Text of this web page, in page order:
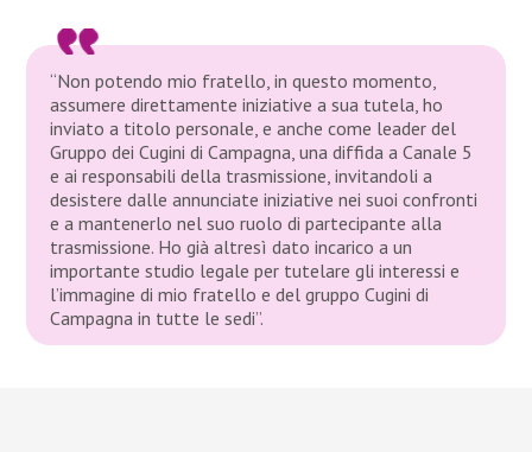
“Non potendo mio fratello, in questo momento,
assumere direttamente iniziative a sua tutela, ho
inviato a titolo personale, e anche come leader del
Gruppo dei Cugini di Campagna, una diffida a Canale 5
e ai responsabili della trasmissione, invitandoli a
desistere dalle annunciate iniziative nei suoi confronti
e a mantenerlo nel suo ruolo di partecipante alla
trasmissione. Ho già altresì dato incarico a un
importante studio legale per tutelare gli interessi e
l’immagine di mio fratello e del gruppo Cugini di
Campagna in tutte le sedi”.